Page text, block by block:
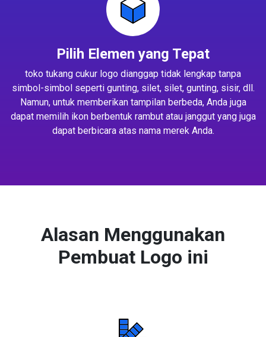
Pilih Elemen yang Tepat
toko tukang cukur logo dianggap tidak lengkap tanpa
simbol-simbol seperti gunting, silet, silet, gunting, sisir, dll.
Namun, untuk memberikan tampilan berbeda, Anda juga
dapat memilih ikon berbentuk rambut atau janggut yang juga
dapat berbicara atas nama merek Anda.
Alasan Menggunakan
Pembuat Logo ini